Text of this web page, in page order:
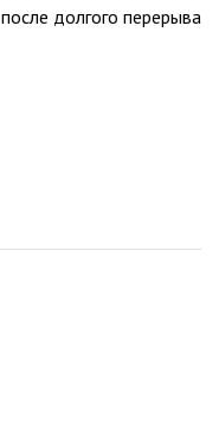
после долгого перерыва